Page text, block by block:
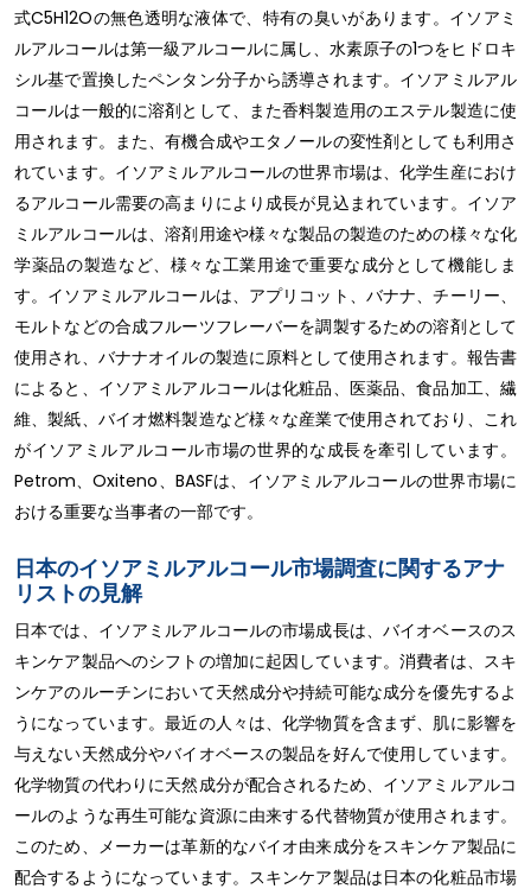
式C5H12Oの無色透明な液体で、特有の臭いがあります。イソアミ
ルアルコールは第一級アルコールに属し、水素原子の1つをヒドロキ
シル基で置換したペンタン分子から誘導されます。イソアミルアル
コールは一般的に溶剤として、また香料製造用のエステル製造に使
用されます。また、有機合成やエタノールの変性剤としても利用さ
れています。イソアミルアルコールの世界市場は、化学生産におけ
るアルコール需要の高まりにより成長が見込まれています。イソア
ミルアルコールは、溶剤用途や様々な製品の製造のための様々な化
学薬品の製造など、様々な工業用途で重要な成分として機能しま
す。イソアミルアルコールは、アプリコット、バナナ、チーリー、
モルトなどの合成フルーツフレーバーを調製するための溶剤として
使用され、バナナオイルの製造に原料として使用されます。報告書
によると、イソアミルアルコールは化粧品、医薬品、食品加工、繊
維、製紙、バイオ燃料製造など様々な産業で使用されており、これ
がイソアミルアルコール市場の世界的な成長を牽引しています。
Petrom、Oxiteno、BASFは、イソアミルアルコールの世界市場に
おける重要な当事者の一部です。
日本のイソアミルアルコール市場調査に関するアナ
リストの見解
日本では、イソアミルアルコールの市場成長は、バイオベースのス
キンケア製品へのシフトの増加に起因しています。消費者は、スキ
ンケアのルーチンにおいて天然成分や持続可能な成分を優先するよ
うになっています。最近の人々は、化学物質を含まず、肌に影響を
与えない天然成分やバイオベースの製品を好んで使用しています。
化学物質の代わりに天然成分が配合されるため、イソアミルアルコ
ールのような再生可能な資源に由来する代替物質が使用されます。
このため、メーカーは革新的なバイオ由来成分をスキンケア製品に
配合するようになっています。スキンケア製品は日本の化粧品市場